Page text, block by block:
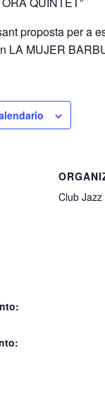
proposta per a
LA MUJER
Club